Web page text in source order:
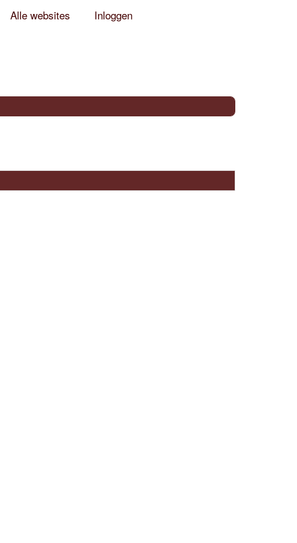
Alle websites Inloggen